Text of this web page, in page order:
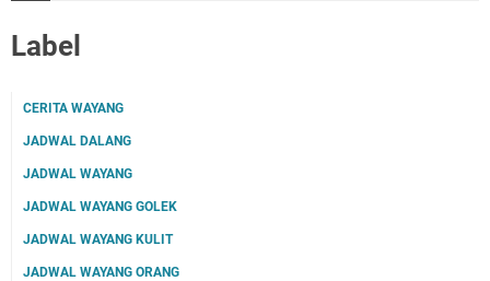
Label
CERITA WAYANG
JADWAL DALANG
JADWAL WAYANG
JADWAL WAYANG GOLEK
JADWAL WAYANG KULIT
JADWAL WAYANG ORANG